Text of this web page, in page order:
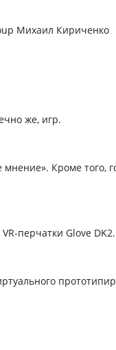
Михаил Кириченко
же, игр.
Кроме того,
перчатки Glove DK2.